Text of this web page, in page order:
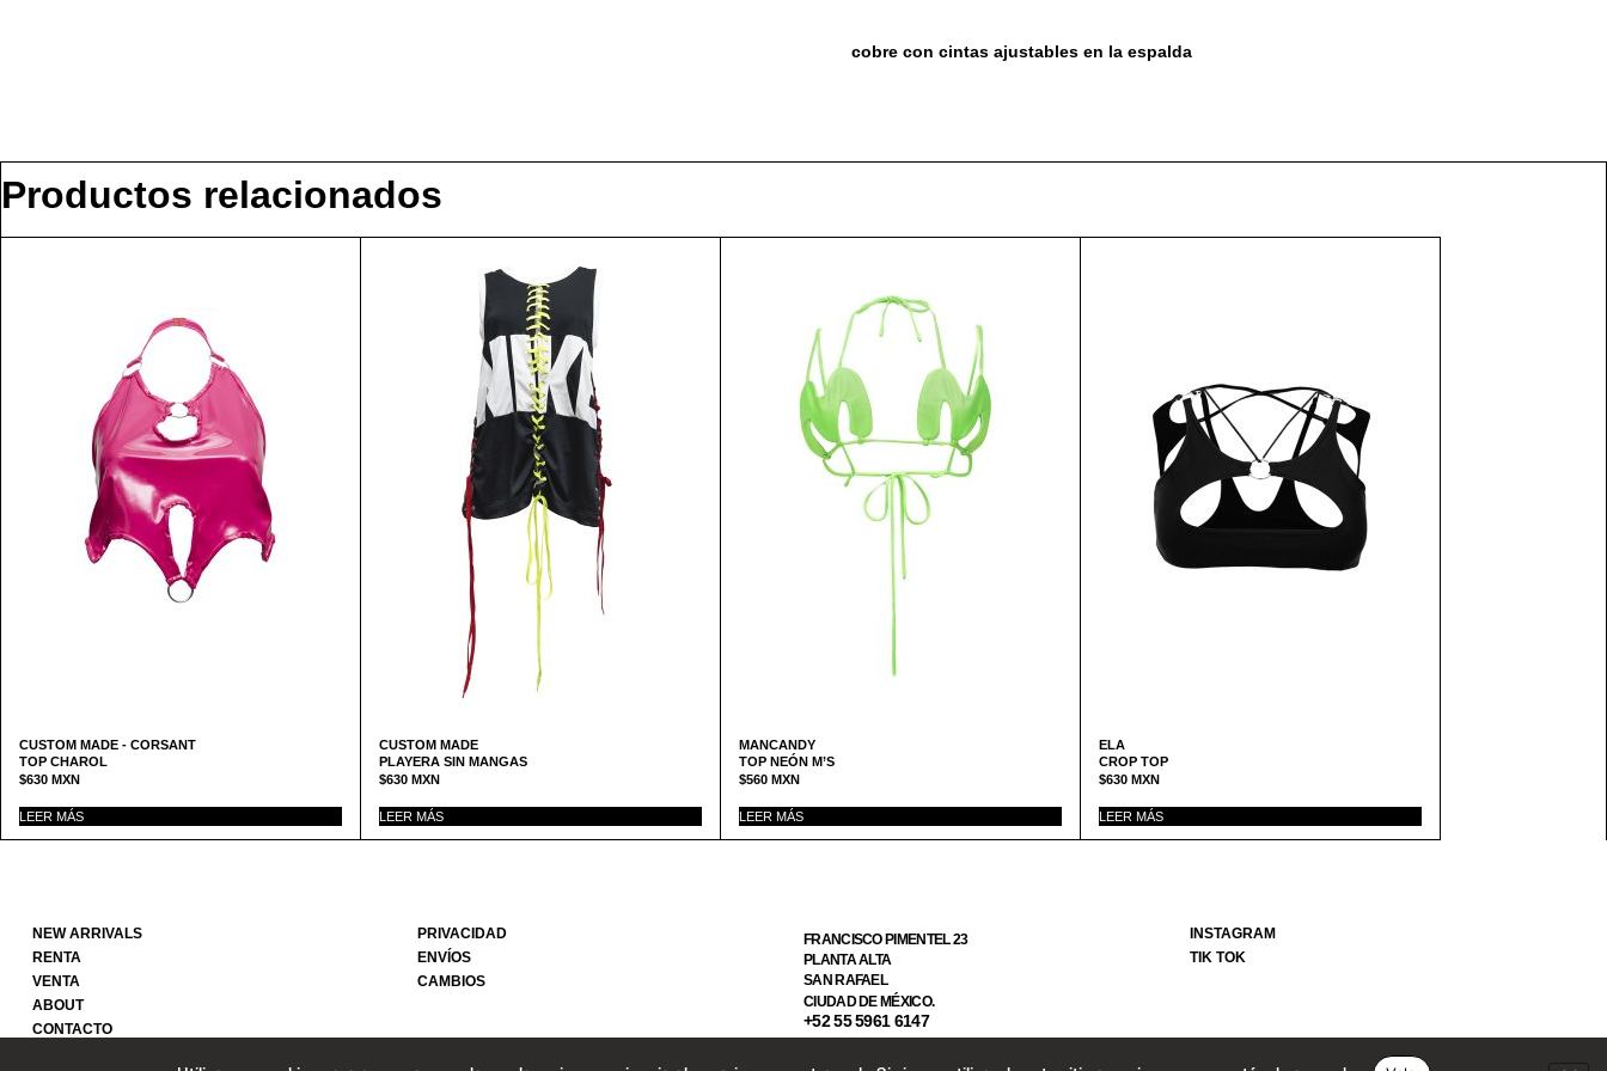
cobre con cintas ajustables en la espalda
Productos relacionados
CUSTOM MADE - CORSANT
TOP CHAROL
$630 MXN
LEER MÁS
CUSTOM MADE
PLAYERA SIN MANGAS
$630 MXN
LEER MÁS
MANCANDY
TOP NEÓN M’S
$560 MXN
LEER MÁS
ELA
CROP TOP
$630 MXN
LEER MÁS
NEW ARRIVALS
RENTA
VENTA
ABOUT
CONTACTO
PRIVACIDAD
ENVÍOS
CAMBIOS
FRANCISCO PIMENTEL 23
PLANTA ALTA
SAN RAFAEL
CIUDAD DE MÉXICO.
+52 55 5961 6147
INSTAGRAM
TIK TOK